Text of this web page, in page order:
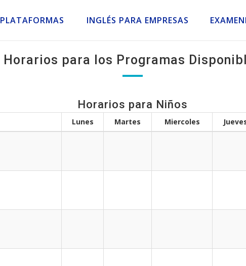
PLATAFORMAS INGLÉS PARA EMPRESAS
Horarios para los Programas
Horarios para Niños
Lunes Martes Miercoles